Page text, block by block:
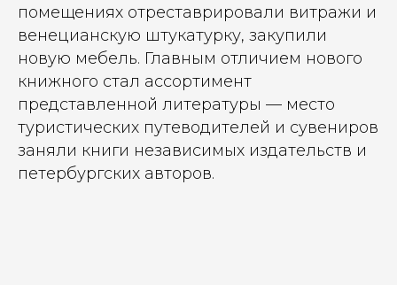
помещениях отреставрировали витражи и
венецианскую штукатурку, закупили
новую мебель. Главным отличием нового
книжного стал ассортимент
представленной литературы — место
туристических путеводителей и сувениров
заняли книги независимых издательств и
петербургских авторов.